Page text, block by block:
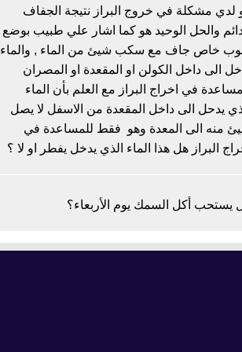
لدي مشكلة في خروج البراز نتيجة الجفاف
والحل الوحيد هو كما اشار علي طبيب بوضع
خاص جاف مع سكب شيئ من الماء , والماء
الى داخل الكولن او المقعدة او المصران
في اخراج البراز مع العلم بأن الماء
يدحل الى داخل المقعدة من الاسفل لا يصل
منه الى المعدة وهو فقط للمساعدة في
البراز هل هذا الماء الذي يدخل يفطر او لا ؟
يستحب أكل السمك يوم الأربعاء؟